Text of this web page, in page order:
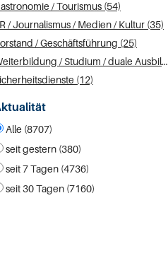
/ Tourismus (54)
/ Journalismus / Medien / Kultur (35)
/ Geschäftsführung (25)
Weiterbildung / Studium / duale Ausbildung (20)
(12)
Alle (8707)
seit gestern (380)
seit 7 Tagen (4736)
seit 30 Tagen (7160)